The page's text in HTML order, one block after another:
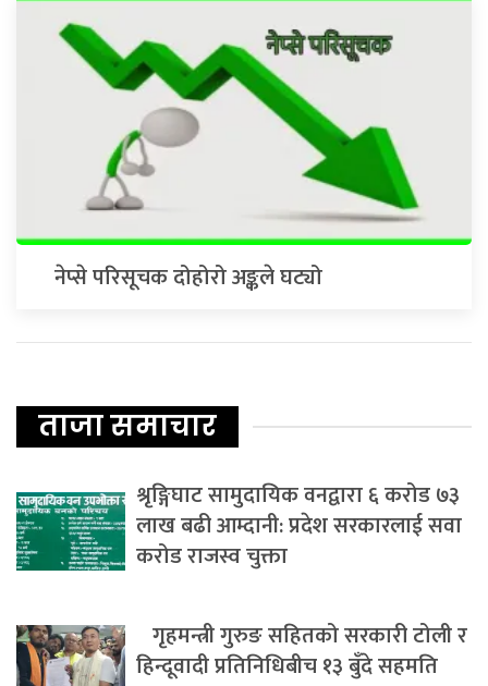
नेप्से परिसूचक दोहोरो अङ्कले घट्यो
ताजा समाचार
श्रृङ्गिघाट सामुदायिक वनद्वारा ६ करोड ७३
लाख बढी आम्दानी: प्रदेश सरकारलाई सवा
करोड राजस्व चुक्ता
गृहमन्त्री गुरुङ सहितको सरकारी टोली र
हिन्दूवादी प्रतिनिधिबीच १३ बुँदे सहमति